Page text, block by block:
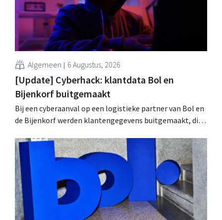
Algemeen 6 Augustus, 2026
[Update] Cyberhack: klantdata Bol en
Bijenkorf buitgemaakt
Bij een cyberaanval op een logistieke partner van Bol en
de Bijenkorf werden klantengegevens buitgemaakt, die
De retailers roepen klanten op alert te zijn voor
phishing.